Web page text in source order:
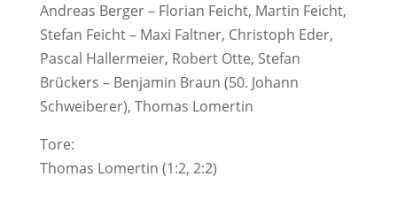
Andreas Berger – Florian Feicht, Martin Feicht,
Stefan Feicht – Maxi Faltner, Christoph Eder,
Pascal Hallermeier, Robert Otte, Stefan
Brückers – Benjamin Braun (50. Johann
Schweiberer), Thomas Lomertin
Tore:
Thomas Lomertin (1:2, 2:2)